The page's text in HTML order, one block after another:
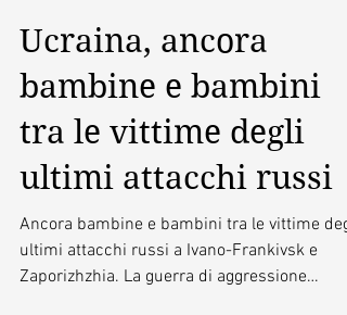
Ucraina, ancora
bambine e bambini
tra le vittime degli
ultimi attacchi russi